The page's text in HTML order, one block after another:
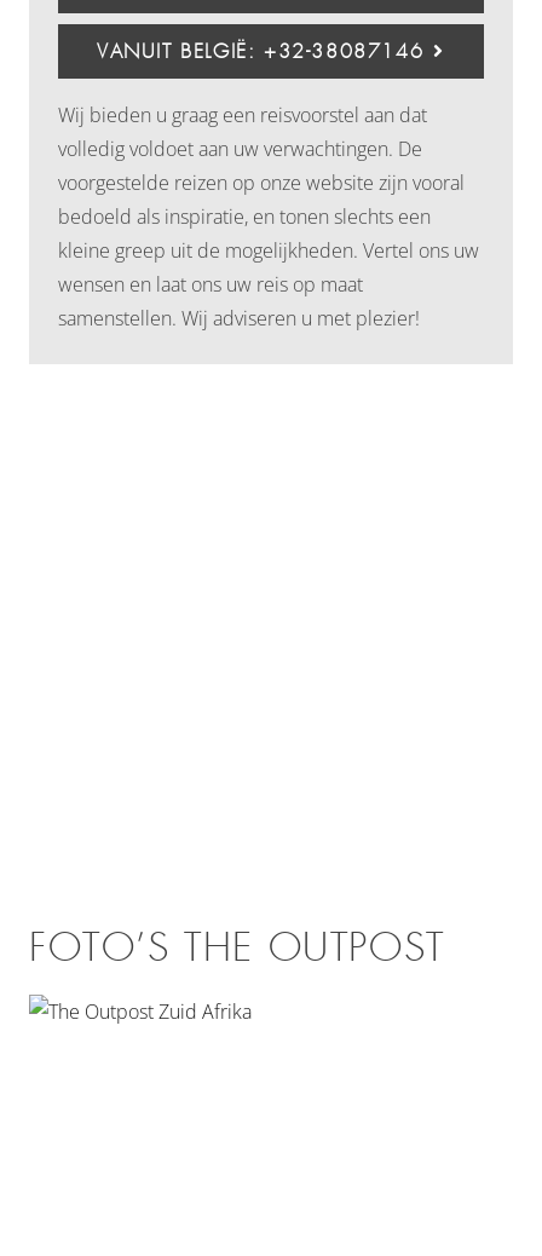
VANUIT BELGIË: +32-38087146
Wij bieden u graag een reisvoorstel aan dat
volledig voldoet aan uw verwachtingen. De
voorgestelde reizen op onze website zijn vooral
bedoeld als inspiratie, en tonen slechts een
kleine greep uit de mogelijkheden. Vertel ons uw
wensen en laat ons uw reis op maat
samenstellen. Wij adviseren u met plezier!
FOTO’S THE OUTPOST